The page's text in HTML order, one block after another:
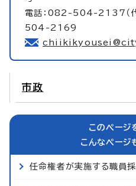
電話：082-504-2137（
504-2169
市政
このページ
こんなページ
任命権者が実施する職員